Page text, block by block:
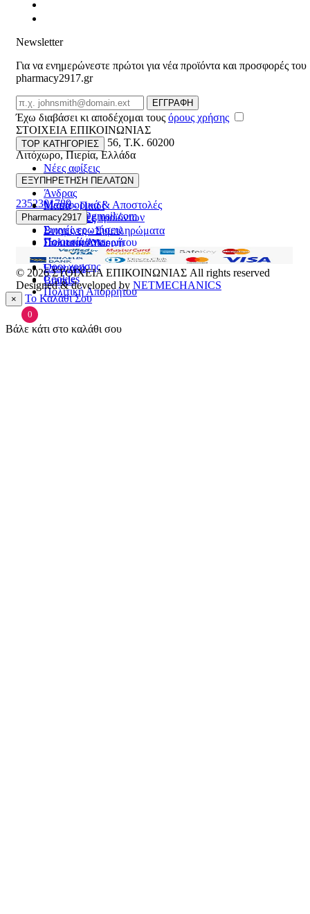
Newsletter
Για να ενημερώνεστε πρώτοι για νέα προϊόντα και προσφορές του
pharmacy2917.gr
Email
ΕΓΓΡΑΦΗ
Έχω διαβάσει κι αποδέχομαι τους όρους χρήσης
ΣΤΟΙΧΕΙΑ ΕΠΙΚΟΙΝΩΝΙΑΣ
Βασ. Κωνσταντίνου 56, T.K. 60200
Λιτόχωρο,Πιερία,Ελλάδα
ΓΕΜΗ:165892448000
2352301789
pharmacy2917@gmail.com
TOP ΚΑΤΗΓΟΡΙΕΣ
Νέες αφίξεις
Γυναίκα
Άνδρας
Μαμά - Παιδί
Προσφορές
Βιταμίνες - Συμπληρώματα
Στοματική Υγιεινή
Πρόσωπο
Εποχιακά
Brands
ΕΞΥΠΗΡΕΤΗΣΗ ΠΕΛΑΤΩΝ
Μεταφορικά & Αποστολές
Επιστροφές προϊόντων
Συχνές ερωτήσεις
Πολιτική Απορρήτου
Pharmacy2917
Ποιοι είμαστε
Επικοινωνία
Όροι χρήσης
Cookies
Πολιτική Απορρήτου
© 2026ΣΤΟΙΧΕΙΑ ΕΠΙΚΟΙΝΩΝΙΑΣ All rights reserved
Designed & developed by NETMECHANICS
× Το Καλάθι Σου
0
Βάλε κάτι στο καλάθι σου